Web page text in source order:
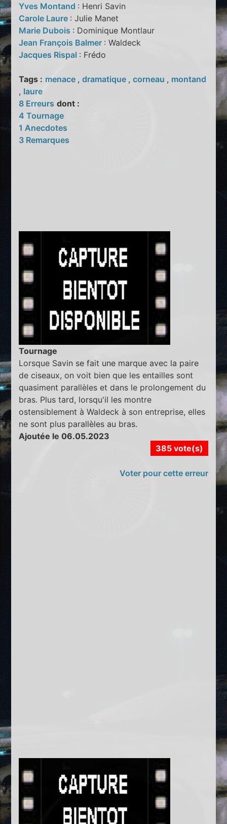
Yves Montand : Henri Savin
Carole Laure : Julie Manet
Marie Dubois : Dominique Montlaur
Jean François Balmer : Waldeck
Jacques Rispal : Frédo
Tags : menace ,dramatique ,corneau , montand
, laure
8 Erreurs dont :
4 Tournage
1 Anecdotes
3 Remarques
Tournage
Lorsque Savin se fait une marque avec la paire
de ciseaux, on voit bien que les entailles sont
quasiment parallèles et dans le prolongement du
bras. Plus tard, lorsqu'il les montre
ostensiblement à Waldeck à son entreprise, elles
ne sont plus parallèles au bras.
Ajoutée le 06.05.2023
385 vote(s)
Voter pour cette erreur